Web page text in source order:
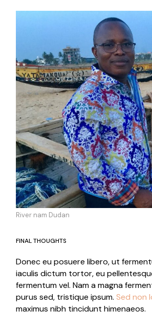
River nam Dudan
FINAL THOUGHTS
Donec eu posuere libero, ut
iaculis dictum tortor, eu
fermentum vel. Nam a magna
purus sed, tristique ipsum.Sed non
maximus nibh tincidunt himenaeos.